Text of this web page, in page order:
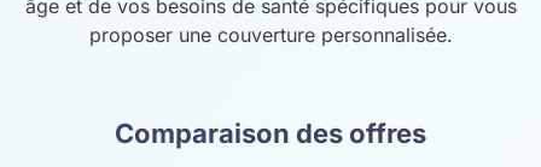
âge et de vos besoins de santé spécifiques pour vous
proposer une couverture personnalisée.
Comparaison des offres